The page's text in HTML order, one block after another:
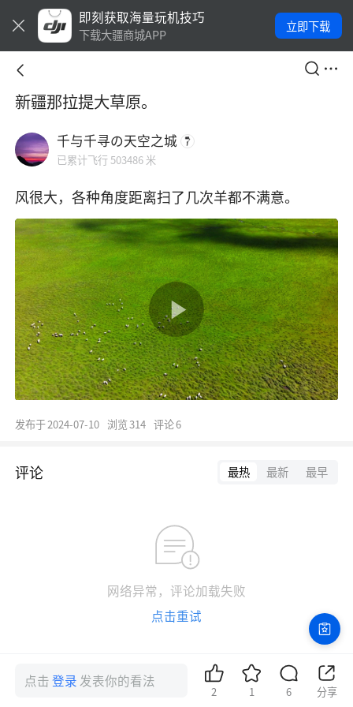
即刻获取海量玩机技巧
下载大疆商城APP
立即下载
新疆那拉提大草原。
千与千寻の天空之城
已累计飞行 503486 米
风很大，各种角度距离扫了几次羊都不满意。
发布于2024-07-10 浏览314 评论6
评论 最热 最新 最早
网络异常，评论加载失败
点击重试
点击登录 发表你的看法
2 1 6 分享